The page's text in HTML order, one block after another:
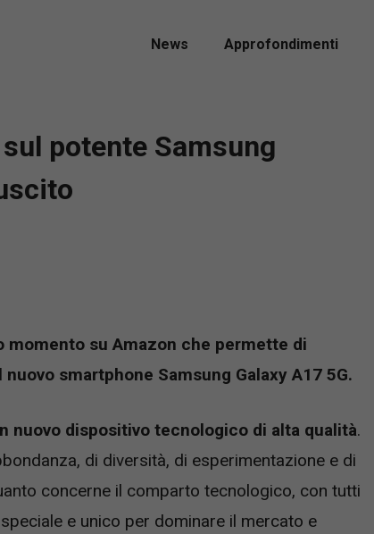
News Approfondimenti
potente Samsung
su Amazon che permette di
smartphone Samsung Galaxy A17 5G.
nuovo dispositivo tecnologico di alta qualità.
di diversità, di esperimentazione e di
concerne il comparto tecnologico, con tutti
e unico per dominare il mercato e